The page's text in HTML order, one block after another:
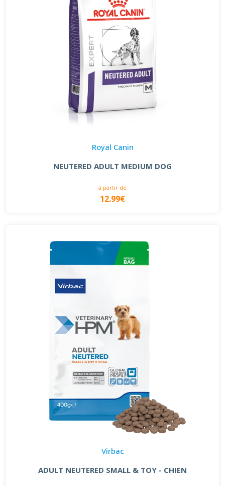
Royal Canin
NEUTERED ADULT MEDIUM DOG
à partir de
12.99€
Virbac
ADULT NEUTERED SMALL & TOY - CHIEN